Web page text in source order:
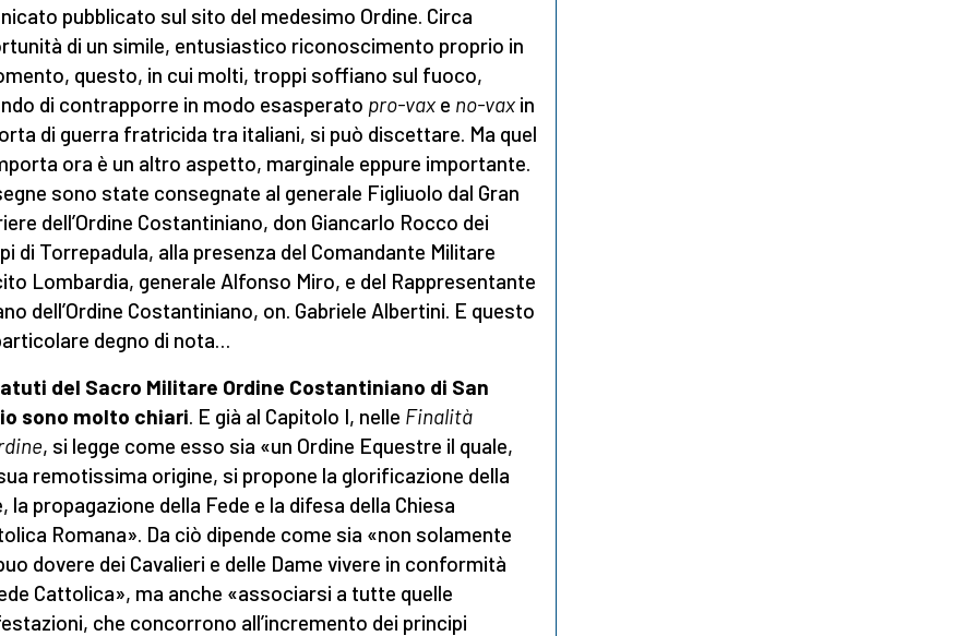
pubblicato sul sito del medesimo Ordine. Circa
di un simile, entusiastico riconoscimento proprio in
questo, in cui molti, troppi soffiano sul fuoco,
di contrapporre in modo esasperato pro-vax e no-vax in
di guerra fratricida tra italiani, si può discettare. Ma quel
ora è un altro aspetto, marginale eppure importante.
sono state consegnate al generale Figliuolo dal Gran
dell’Ordine Costantiniano, don Giancarlo Rocco dei
di Torrepadula, alla presenza del Comandante Militare
Lombardia, generale Alfonso Miro, e del Rappresentante
dell’Ordine Costantiniano, on. Gabriele Albertini. E questo
degno di nota…
del Sacro Militare Ordine Costantiniano di San
sono molto chiari. E già al Capitolo I, nelle Finalità
, si legge come esso sia «un Ordine Equestre il quale,
remotissima origine, si propone la glorificazione della
la propagazione della Fede e la difesa della Chiesa
Romana». Da ciò dipende come sia «non solamente
dovere dei Cavalieri e delle Dame vivere in conformità
Cattolica», ma anche «associarsi a tutte quelle
che concorrono all’incremento dei principi